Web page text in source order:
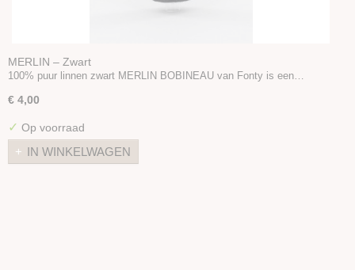
Boeken en Patronen
MERLIN – Zwart
100% puur linnen zwart MERLIN BOBINEAU van Fonty is een…
€ 4,00
✓ Op voorraad
IN WINKELWAGEN